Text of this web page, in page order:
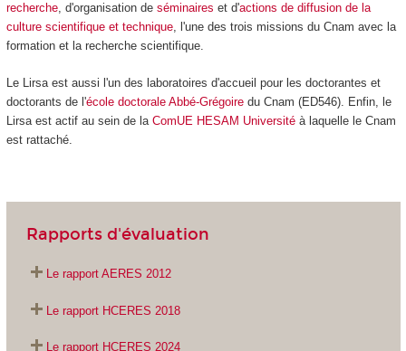
recherche, d'organisation de séminaires et d'actions de diffusion de la
culture scientifique et technique, l'une des trois missions du Cnam avec la
formation et la recherche scientifique.
Le Lirsa est aussi l'un des laboratoires d'accueil pour les doctorantes et
doctorants de l'école doctorale Abbé-Grégoiredu Cnam (ED546). Enfin, le
Lirsa est actif au sein de la ComUE HESAM Universitéà laquelle le Cnam
est rattaché.
Rapports d'évaluation
Le rapport AERES 2012
Le rapport HCERES 2018
Le rapport HCERES 2024